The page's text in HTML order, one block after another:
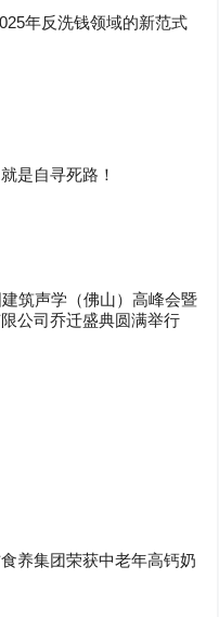
年反洗钱领域的新范式
是自寻死路！
筑声学（佛山）高峰会暨
公司乔迁盛典圆满举行
养集团荣获中老年高钙奶